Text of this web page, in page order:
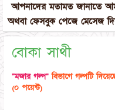
আপনাদের মতামত জানাতে
অথবা ফেসবুক পেজে মেসেজ
বোকা সাথী
"মজার গল্প" বিভাগে গল্পটি
(০ পয়েন্ট)